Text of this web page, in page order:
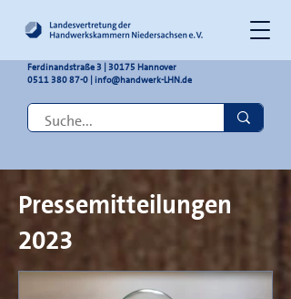
Ferdinandstraße 3 | 30175 Hannover
0511 380 87-0 | info@handwerk-LHN.de
Pressemitteilungen
2023